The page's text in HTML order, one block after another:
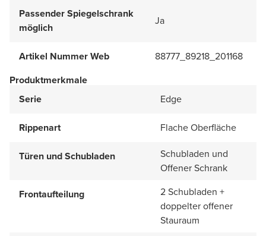
Passender Spiegelschrank
möglich
Ja
Artikel Nummer Web
88777_89218_201168
Produktmerkmale
Serie
Edge
Rippenart Flache Oberfläche
Türen und Schubladen
Schubladen und
Offener Schrank
Frontaufteilung
2 Schubladen +
doppelter offener
Stauraum